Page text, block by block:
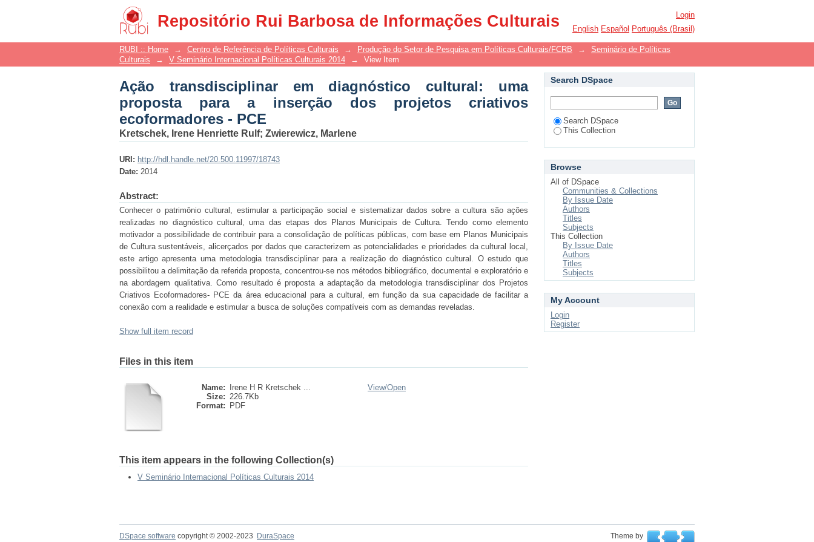
Repositório Rui Barbosa de Informações Culturais
Ação transdisciplinar em diagnóstico cultural: uma proposta para a inserção dos
projetos criativos ecoformadores - PCE
Login
English Español Português (Brasil)
RUBI :: Home → Centro de Referência de Políticas Culturais → Produção do Setor de Pesquisa em Políticas Culturais/FCRB →
Seminário de Políticas
Culturais
→ V Seminário Internacional Políticas Culturais 2014 → View Item
Ação transdisciplinar em diagnóstico cultural: uma
proposta para a inserção dos projetos criativos
ecoformadores - PCE
Kretschek, Irene Henriette Rulf; Zwierewicz, Marlene
URI: http://hdl.handle.net/20.500.11997/18743
Date: 2014
Abstract:
Conhecer o patrimônio cultural, estimular a participação social e sistematizar dados sobre a cultura são ações
realizadas no diagnóstico cultural, uma das etapas dos Planos Municipais de Cultura. Tendo como elemento
motivador a possibilidade de contribuir para a consolidação de políticas públicas, com base em Planos Municipais
de Cultura sustentáveis, alicerçados por dados que caracterizem as potencialidades e prioridades da cultural local,
este artigo apresenta uma metodologia transdisciplinar para a realização do diagnóstico cultural. O estudo que
possibilitou a delimitação da referida proposta, concentrou-se nos métodos bibliográfico, documental e exploratório e
na abordagem qualitativa. Como resultado é proposta a adaptação da metodologia transdisciplinar dos Projetos
Criativos Ecoformadores- PCE da área educacional para a cultural, em função da sua capacidade de facilitar a
conexão com a realidade e estimular a busca de soluções compatíveis com as demandas reveladas.
Show full item record
Files in this item
Name:
Irene H R Kretschek ...
Size: 226.7Kb
Format:
PDF
View/Open
This item appears in the following Collection(s)
V Seminário Internacional Políticas Culturais 2014
Search DSpace
Search DSpace
This Collection
Browse
All of DSpace
Communities & Collections
By Issue Date
Authors
Titles
Subjects
This Collection
By Issue Date
Authors
Titles
Subjects
My Account
Login
Register
DSpace software copyright © 2002-2023 DuraSpace Theme by